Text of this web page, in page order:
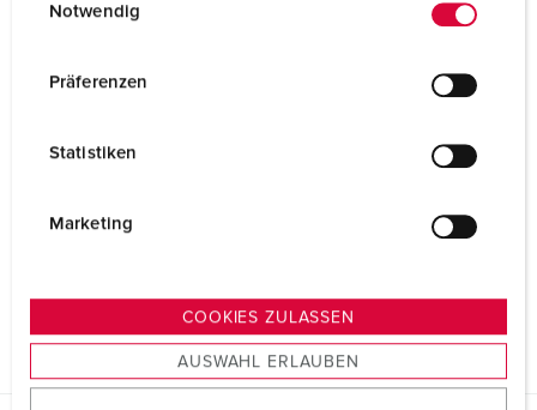
s
u
Notwendig
Präferenzen
Statistiken
Marketing
COOKIES ZULASSEN
AUSWAHL ERLAUBEN